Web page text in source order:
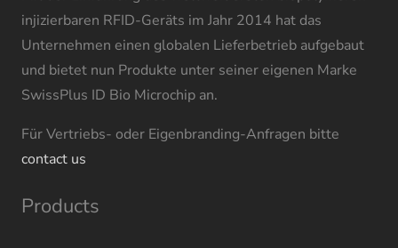
injizierbaren RFID-Geräts im Jahr 2014 hat das
Unternehmen einen globalen Lieferbetrieb aufgebaut
und bietet nun Produkte unter seiner eigenen Marke
SwissPlus ID Bio Microchip an.
Für Vertriebs- oder Eigenbranding-Anfragen bitte
contact us
Products